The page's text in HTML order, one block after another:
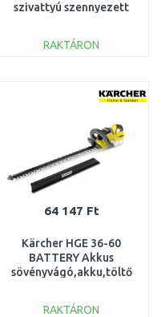
szivattyú szennyezett
CSOMAGOLÁS
RAKTÁRON
Összehasonlítás
64 147 Ft
Kärcher HGE 36-60
BATTERY Akkus
sövényvágó,akku,töltő
SÉRÜLT CSOMAGOLÁS
RAKTÁRON